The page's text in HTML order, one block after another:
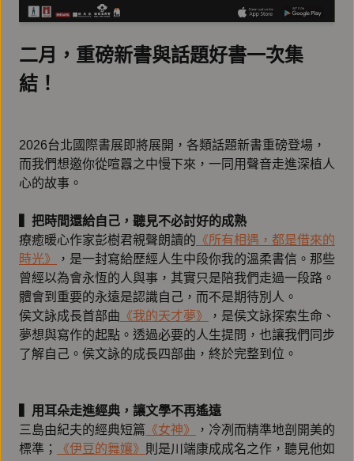
二月，重磅新書與話題好書一次集
結！
2026台北國際書展即將展開，各類話題新書重磅登場，
而我們想邀你從喧囂之中慢下來，一同用聲音走進深植人
心的故事。
▍把時間還給自己，聽見不必討好的成熟
療癒暖心作家彭樹君親聲朗讀的 《所有相遇，都是借來的
時光》
，是一封寫給歷經人生中段你我的溫柔書信。那些
曾經以為會永恆的人與事，其實只是陪我們走過一段路。
體會到重要的永遠是認識自己，而不是期待別人。
侯文詠成長首部曲 《我的天才夢》
，是侯文詠探索生命、
夢想與寫作的起點。透過必要的人生提問，也讓我們同步
了解自己。侯文詠的成長四部曲，終於完整到位。
▍用耳朵走進經典，讓文學不再遙遠
三島由紀夫的經典短篇 《女神》
，冷冽而精準地剖開美的
標準；
《伊豆的舞孃》 則是川端康成成名之作，聽見他如